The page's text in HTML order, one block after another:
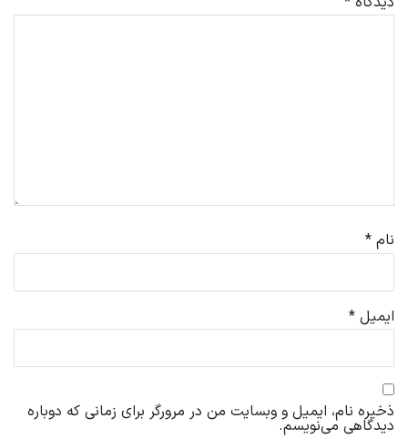
نام *
ایمیل *
ذخیره نام، ایمیل و وبسایت من در مرورگر برای زمانی که دوباره
دیدگاهی می‌نویسم.